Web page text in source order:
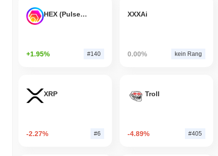
HEX (Pulsechain)
+1.95% #140
XXXAi
0.00% kein Rang
XRP
-2.27% #6
Troll
-4.89% #405